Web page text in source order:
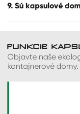
9. Sú kapsulové
FUNKCIE
Objavte naše
kontajnerové domy.